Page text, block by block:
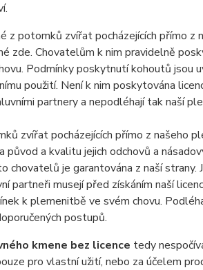
z potomků zvířat pocházejících přímo z
zde. Chovatelům k nim pravidelně
Podmínky poskytnutí kohoutů jsou
použití. Není k nim poskytována
partnery a nepodléhají tak naší
zvířat pocházejících přímo z našeho
a kvalitu jejich odchovů a
je garantována z naší strany.
partneři musejí před získáním naší
k plemenitbě ve svém chovu.
postupů.
kmene bez licence tedy
pro vlastní užití, nebo za účelem